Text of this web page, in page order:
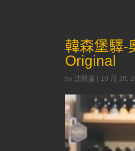
韓森堡驛-
Original
by 沈筱清 | 10 月 28,